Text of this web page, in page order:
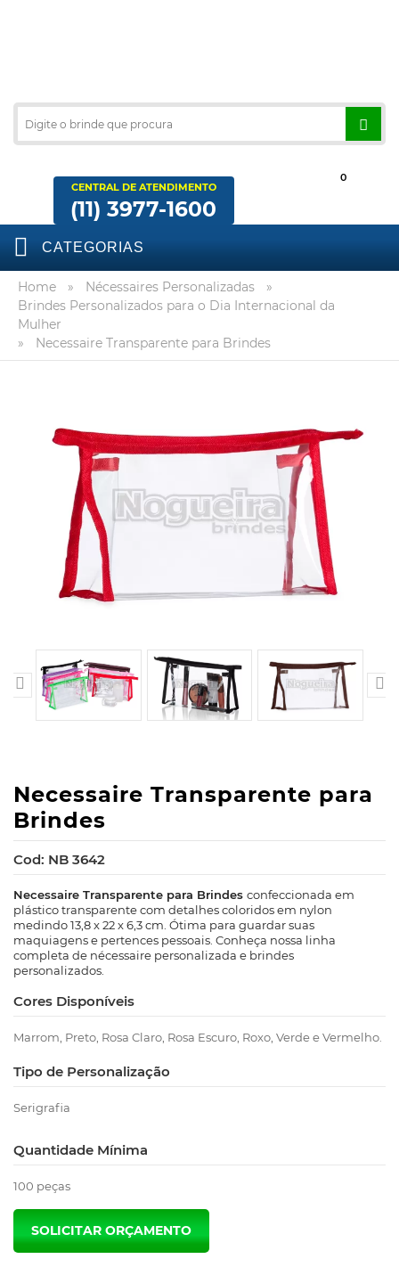
CENTRAL DE ATENDIMENTO
(11) 3977-1600
0
CATEGORIAS
Home » Nécessaires Personalizadas
»
Brindes Personalizados para o Dia Internacional da
Mulher
»
Necessaire Transparente para Brindes
 
Necessaire Transparente para
Brindes
Cod: NB 3642
Necessaire Transparente para Brindes confeccionada em
plástico transparente com detalhes coloridos em nylon
medindo 13,8 x 22 x 6,3 cm. Ótima para guardar suas
maquiagens e pertences pessoais. Conheça nossa linha
completa de nécessaire personalizada e brindes
personalizados.
Cores Disponíveis
Marrom, Preto, Rosa Claro, Rosa Escuro, Roxo, Verde e Vermelho.
Tipo de Personalização
Serigrafia
Quantidade Mínima
100 peças